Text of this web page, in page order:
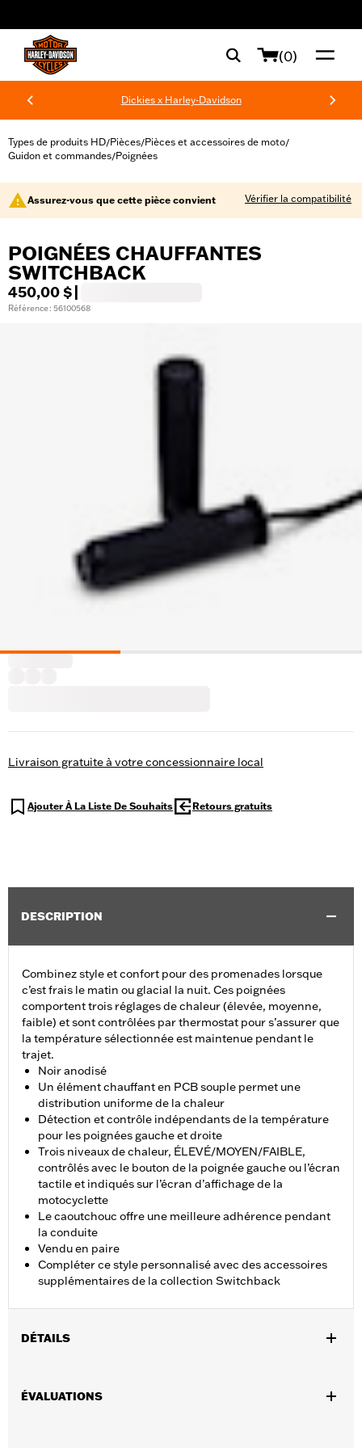
(0)
Dickies x Harley-Davidson
Types de produits HD/Pièces/Pièces et accessoires de moto/
Guidon et commandes/Poignées
Assurez-vous que cette pièce convient Vérifier la compatibilité
POIGNÉES CHAUFFANTES
SWITCHBACK
450,00 $
Référence : 56100568
Livraison gratuite à votre concessionnaire local
Ajouter À La Liste De Souhaits Retours gratuits
DESCRIPTION
Combinez style et confort pour des promenades lorsque
c’est frais le matin ou glacial la nuit. Ces poignées
comportent trois réglages de chaleur (élevée, moyenne,
faible) et sont contrôlées par thermostat pour s’assurer que
la température sélectionnée est maintenue pendant le
trajet.
Noir anodisé
Un élément chauffant en PCB souple permet une
distribution uniforme de la chaleur
Détection et contrôle indépendants de la température
pour les poignées gauche et droite
Trois niveaux de chaleur, ÉLEVÉ/MOYEN/FAIBLE,
contrôlés avec le bouton de la poignée gauche ou l’écran
tactile et indiqués sur l’écran d’affichage de la
motocyclette
Le caoutchouc offre une meilleure adhérence pendant
la conduite
Vendu en paire
Compléter ce style personnalisé avec des accessoires
supplémentaires de la collection Switchback
DÉTAILS
2024 et de tourisme 2008 à 2025 (sauf FLHXSE et FLTRXSE
ÉVALUATIONS